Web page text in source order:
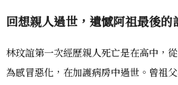
回想親人過世，遺憾阿祖最後的
林玟誼第一次經歷親人死亡是在高中，
為感冒惡化，在加護病房中過世。曾祖